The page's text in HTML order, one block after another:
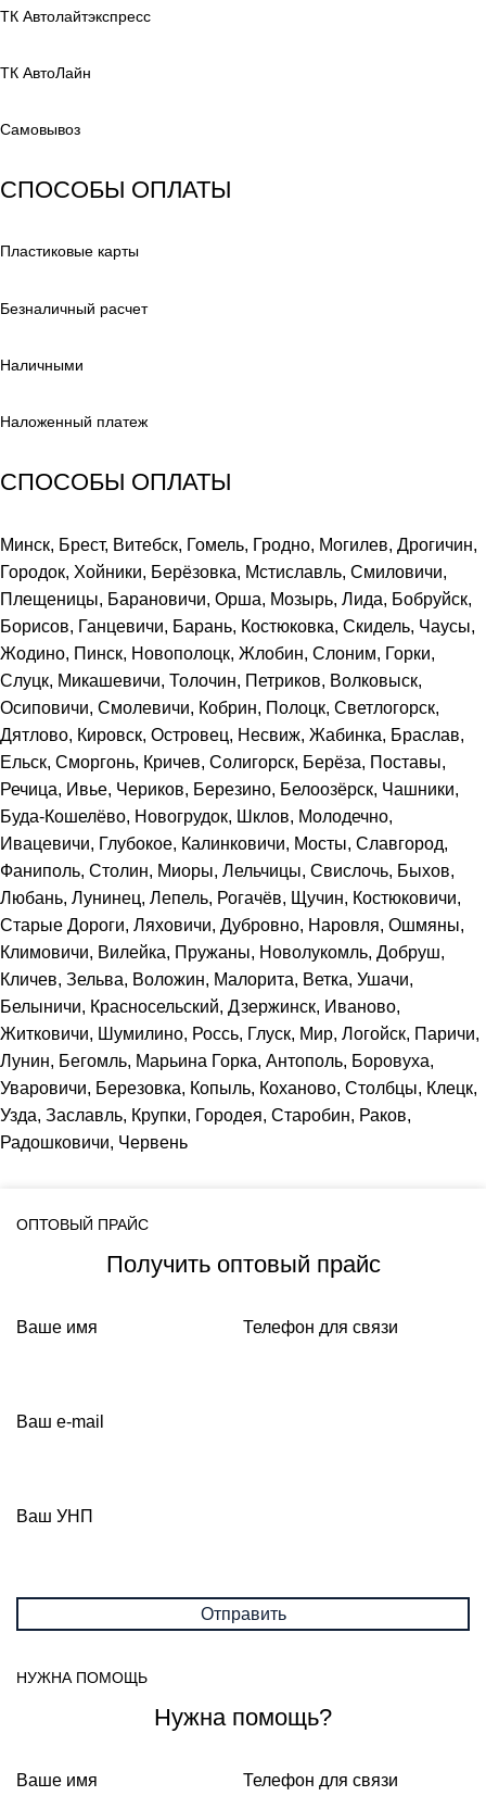
ТК Автолайтэкспресс
ТК АвтоЛайн
Самовывоз
СПОСОБЫ ОПЛАТЫ
Пластиковые карты
Безналичный расчет
Наличными
Наложенный платеж
СПОСОБЫ ОПЛАТЫ
Минск, Брест, Витебск, Гомель, Гродно, Могилев, Дрогичин,
Городок, Хойники, Берёзовка, Мстиславль, Смиловичи,
Плещеницы, Барановичи, Орша, Мозырь, Лида, Бобруйск,
Борисов, Ганцевичи, Барань, Костюковка, Скидель, Чаусы,
Жодино, Пинск, Новополоцк, Жлобин, Слоним, Горки,
Слуцк, Микашевичи, Толочин, Петриков, Волковыск,
Осиповичи, Смолевичи, Кобрин, Полоцк, Светлогорск,
Дятлово, Кировск, Островец, Несвиж, Жабинка, Браслав,
Ельск, Сморгонь, Кричев, Солигорск, Берёза, Поставы,
Речица, Ивье, Чериков, Березино, Белоозёрск, Чашники,
Буда-Кошелёво, Новогрудок, Шклов, Молодечно,
Ивацевичи, Глубокое, Калинковичи, Мосты, Славгород,
Фаниполь, Столин, Миоры, Лельчицы, Свислочь, Быхов,
Любань, Лунинец, Лепель, Рогачёв, Щучин, Костюковичи,
Старые Дороги, Ляховичи, Дубровно, Наровля, Ошмяны,
Климовичи, Вилейка, Пружаны, Новолукомль, Добруш,
Кличев, Зельва, Воложин, Малорита, Ветка, Ушачи,
Белыничи, Красносельский, Дзержинск, Иваново,
Житковичи, Шумилино, Россь, Глуск, Мир, Логойск, Паричи,
Лунин, Бегомль, Марьина Горка, Антополь, Боровуха,
Уваровичи, Березовка, Копыль, Коханово, Столбцы, Клецк,
Узда, Заславль, Крупки, Городея, Старобин, Раков,
Радошковичи, Червень
ОПТОВЫЙ ПРАЙС
Получить оптовый прайс
Ваше имя Телефон для связи
Ваш e-mail
Ваш УНП
НУЖНА ПОМОЩЬ
Нужна помощь?
Ваше имя Телефон для связи